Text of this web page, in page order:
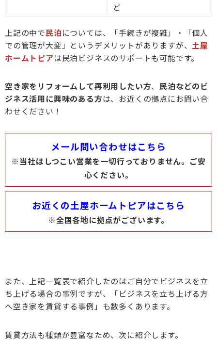
ど
上記の中で民泊については、「手続きが複雑」・「個人
での管理が大変」というデメリットがありますが、土屋
ホームトピアは民泊ビジネスのサポートも可能です。
空き家をリフォームして再利用したい方、民泊などのビ
ジネス活用に興味のある方は、お近くの拠点にお問い合
わせください！
メール問い合わせはこちら
※当社はしつこい営業を一切行っておりません。ご安
心ください。
お近くの土屋ホームトピアはこちら
※全国各地に拠点がございます。
また、上記一覧表で紹介したのはご自分でビジネスを立
ち上げる場合の事例ですが、「ビジネスを立ち上げる方
へ空き家を賃貸する事例」も数多くあります。
賃貸方法も種類が豊富なため、次に紹介します。